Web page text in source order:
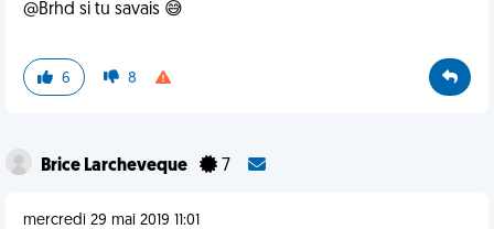
@Brhd si tu savais 😅
6 8
Brice Larcheveque 7
mercredi 29 mai 2019 11:01